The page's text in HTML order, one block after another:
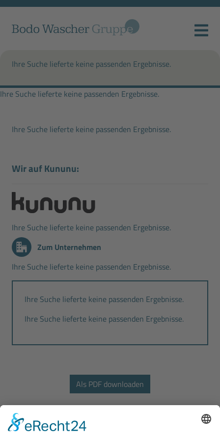
Ihre Suche lieferte keine passenden Ergebnisse.
Ihre Suche lieferte keine passenden Ergebnisse.
Ihre Suche lieferte keine passenden Ergebnisse.
Wir auf Kununu:
Ihre Suche lieferte keine passenden Ergebnisse.
Zum Unternehmen
Ihre Suche lieferte keine passenden Ergebnisse.
Ihre Suche lieferte keine passenden Ergebnisse.
Ihre Suche lieferte keine passenden Ergebnisse.